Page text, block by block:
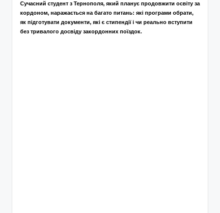
Сучасний студент з Тернополя, який планує продовжити освіту за
кордоном, наражається на багато питань: які програми обрати,
як підготувати документи, які є стипендії і чи реально вступити
без тривалого досвіду закордонних поїздок.